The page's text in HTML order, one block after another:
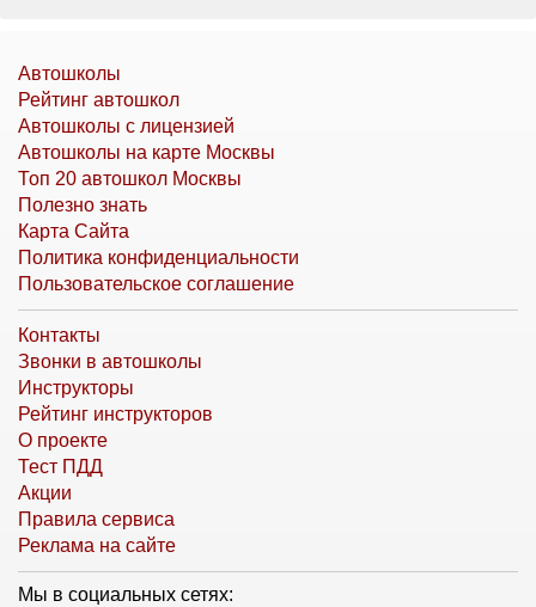
Автошколы
Рейтинг автошкол
Автошколы с лицензией
Автошколы на карте Москвы
Топ 20 автошкол Москвы
Полезно знать
Карта Сайта
Политика конфиденциальности
Пользовательское соглашение
Контакты
Звонки в автошколы
Инструкторы
Рейтинг инструкторов
О проекте
Тест ПДД
Акции
Правила сервиса
Реклама на сайте
Мы в социальных сетях: